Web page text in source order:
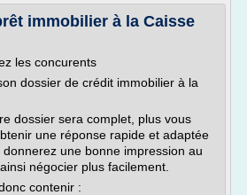
immobilier à la Caisse
les concurents
dossier de crédit immobilier à la
dossier sera complet, plus vous
une réponse rapide et adaptée
une bonne impression au
négocier plus facilement.
contenir :